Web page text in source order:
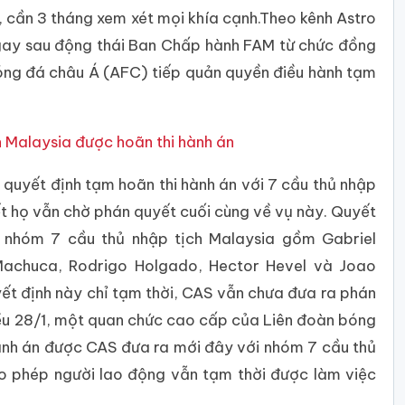
3 tháng xem xét mọi khía cạnh.Theo kênh Astro
sau động thái Ban Chấp hành FAM từ chức đồng
đá châu Á (AFC) tiếp quản quyền điều hành tạm
được hoãn thi hành án
định tạm hoãn thi hành án với 7 cầu thủ nhập
vẫn chờ phán quyết cuối cùng về vụ này. Quyết
7 cầu thủ nhập tịch Malaysia gồm Gabriel
Rodrigo Holgado, Hector Hevel và Joao
định này chỉ tạm thời, CAS vẫn chưa đưa ra phán
28/1, một quan chức cao cấp của Liên đoàn bóng
án được CAS đưa ra mới đây với nhóm 7 cầu thủ
phép người lao động vẫn tạm thời được làm việc